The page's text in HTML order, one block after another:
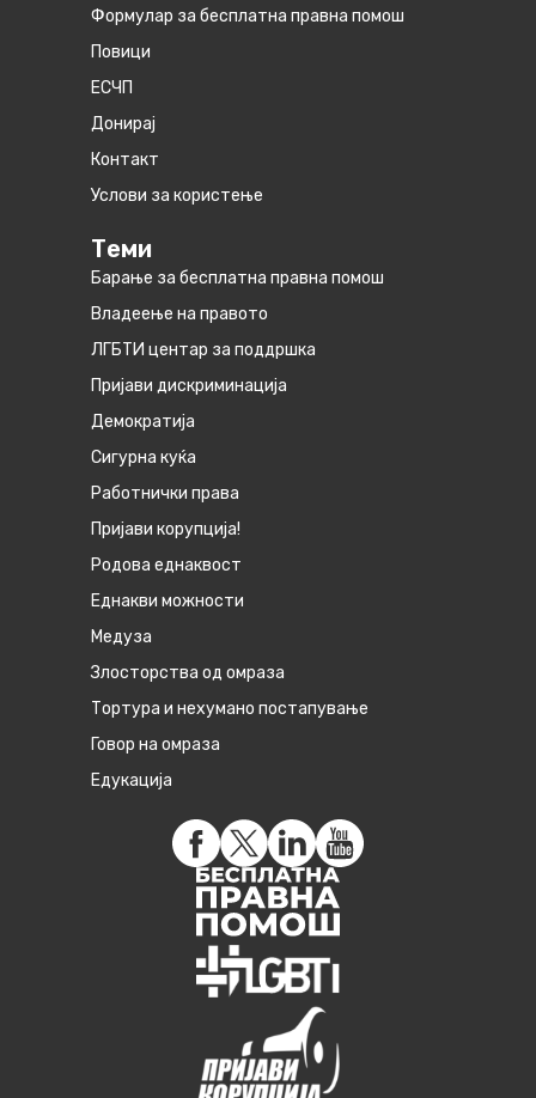
Формулар за бесплатна правна помош
Повици
ЕСЧП
Донирај
Контакт
Услови за користење
Теми
Барање за бесплатна правна помош
Владеење на правото
ЛГБТИ центар за поддршка
Пријави дискриминација
Демократија
Сигурна куќа
Работнички права
Пријави корупција!
Родова еднаквост
Eднакви можности
Медуза
Злосторства од омраза
Тортура и нехумано постапување
Говор на омраза
Едукација